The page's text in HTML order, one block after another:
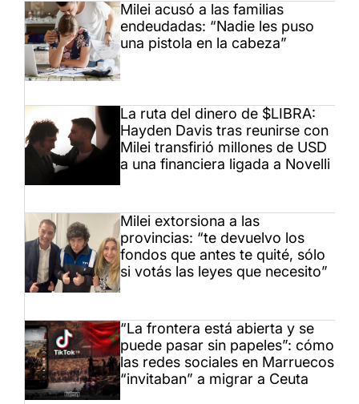
Milei acusó a las familias
endeudadas: “Nadie les puso
una pistola en la cabeza”
La ruta del dinero de $LIBRA:
Hayden Davis tras reunirse con
Milei transfirió millones de USD
a una financiera ligada a Novelli
Milei extorsiona a las
provincias: “te devuelvo los
fondos que antes te quité, sólo
si votás las leyes que necesito”
“La frontera está abierta y se
puede pasar sin papeles”: cómo
las redes sociales en Marruecos
“invitaban” a migrar a Ceuta